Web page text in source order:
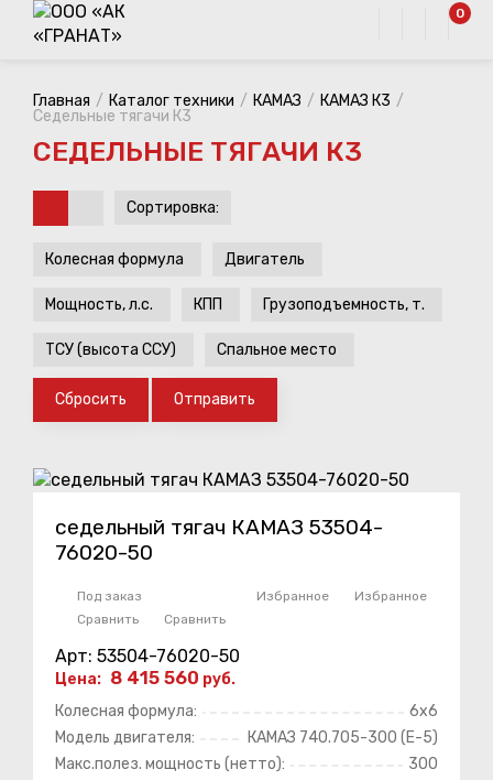
0
Главная Каталог техники КАМАЗ
КАМАЗ К3
Седельные тягачи К3
СЕДЕЛЬНЫЕ ТЯГАЧИ К3
Колесная формула Двигатель
Мощность, л.с. КПП Грузоподъемность, т.
ТСУ (высота ССУ) Спальное место
Сбросить Отправить
Сортировка:
седельный тягач КАМАЗ 53504-
76020-50
Под заказ Избранное
Избранное
Сравнить
Сравнить
Арт: 53504-76020-50
Цена: 8 415 560 руб.
Колесная формула:
6х6
Модель двигателя:
КАМАЗ 740.705-300 (Е-5)
Макс.полез. мощность (нетто):
300